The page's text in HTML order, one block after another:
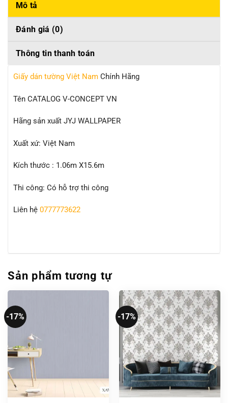
Mô tả
Đánh giá (0)
Thông tin thanh toán
Giấy dán tường Việt Nam Chính Hãng
Tên CATALOG V-CONCEPT VN
Hãng sản xuất JYJ WALLPAPER
Xuất xứ: Việt Nam
Kích thước : 1.06m X15.6m
Thi công: Có hỗ trợ thi công
Liên hệ 0777773622
Sản phẩm tương tự
-17% -17%